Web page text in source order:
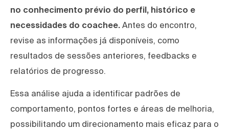
no conhecimento prévio do perfil, histórico e
necessidades do coachee. Antes do encontro,
revise as informações já disponíveis, como
resultados de sessões anteriores, feedbacks e
relatórios de progresso.
Essa análise ajuda a identificar padrões de
comportamento, pontos fortes e áreas de melhoria,
possibilitando um direcionamento mais eficaz para o